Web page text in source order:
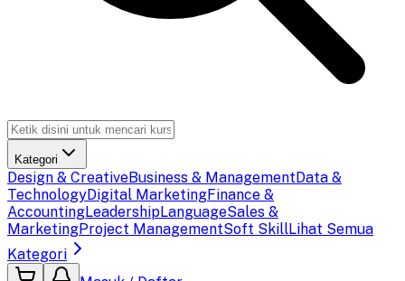
Kategori
Design & CreativeBusiness & ManagementData &
TechnologyDigital MarketingFinance &
AccountingLeadershipLanguageSales &
MarketingProject ManagementSoft SkillLihat Semua
Kategori